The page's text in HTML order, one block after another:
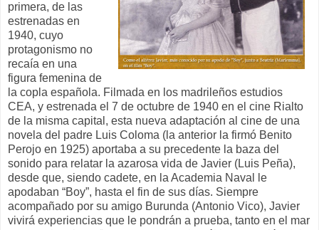
primera, de las
estrenadas en
1940, cuyo
protagonismo no
recaía en una
figura femenina de
la copla española. Filmada en los madrileños estudios
CEA, y estrenada el 7 de octubre de 1940 en el cine Rialto
de la misma capital, esta nueva adaptación al cine de una
novela del padre Luis Coloma (la anterior la firmó Benito
Perojo en 1925) aportaba a su precedente la baza del
sonido para relatar la azarosa vida de Javier (Luis Peña),
desde que, siendo cadete, en la Academia Naval le
apodaban “Boy”, hasta el fin de sus días. Siempre
acompañado por su amigo Burunda (Antonio Vico), Javier
vivirá experiencias que le pondrán a prueba, tanto en el mar